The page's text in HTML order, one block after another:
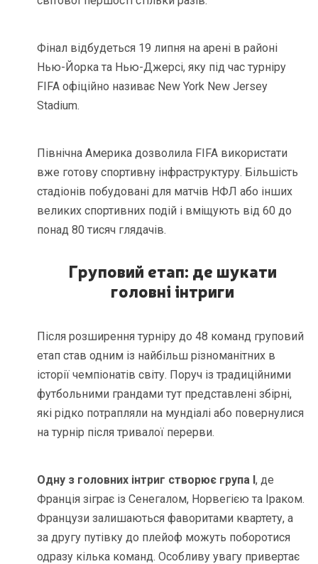
Фінал відбудеться 19 липня на арені в районі
Нью-Йорка та Нью-Джерсі, яку під час турніру
FIFA офіційно називає New York New Jersey
Stadium.
Північна Америка дозволила FIFA використати
вже готову спортивну інфраструктуру. Більшість
стадіонів побудовані для матчів НФЛ або інших
великих спортивних подій і вміщують від 60 до
понад 80 тисяч глядачів.
Груповий етап: де шукати
головні інтриги
Після розширення турніру до 48 команд груповий
етап став одним із найбільш різноманітних в
історії чемпіонатів світу. Поруч із традиційними
футбольними грандами тут представлені збірні,
які рідко потрапляли на мундіалі або повернулися
на турнір після тривалої перерви.
Одну з головних інтриг створює група I, де
Франція зіграє із Сенегалом, Норвегією та Іраком.
Французи залишаються фаворитами квартету, а
за другу путівку до плейоф можуть поборотися
одразу кілька команд. Особливу увагу привертає